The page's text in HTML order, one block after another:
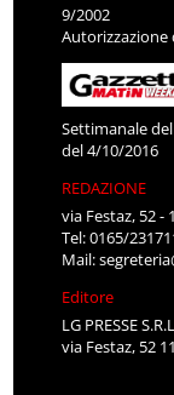
9/2002
Autorizzazione
Settimanale
del 4/10/2016
REDAZIONE
via Festaz, 52 -
Tel: 0165/
Mail:
Editore
LG PRESSE
via Festaz, 52